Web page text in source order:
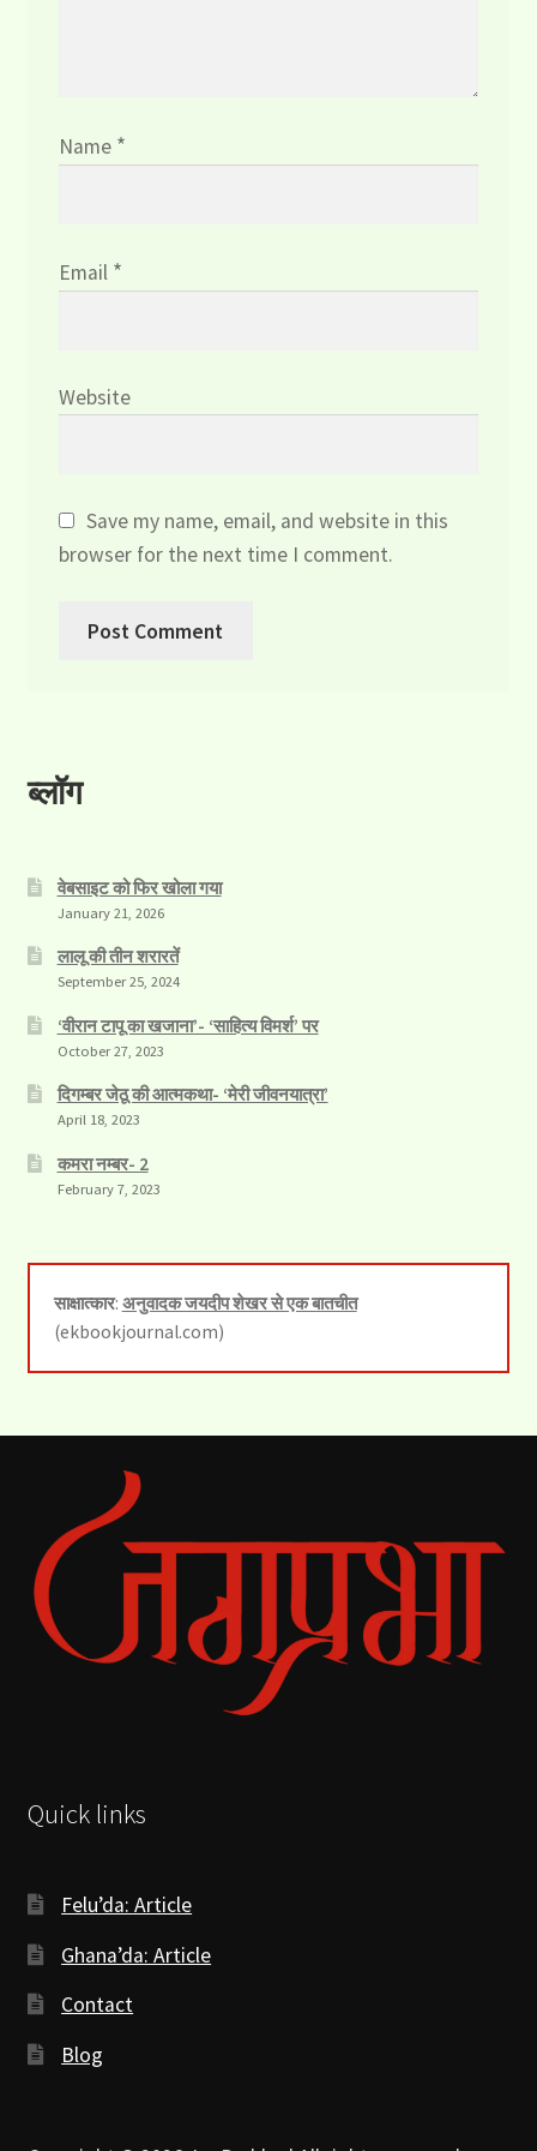
Name *
Email *
Website
Save my name, email, and website in this
browser for the next time I comment.
ब्लॉग
वेबसाइट को फिर खोला गया
January 21, 2026
लालू की तीन शरारतें
September 25, 2024
‘वीरान टापू का खजाना’- ‘साहित्य विमर्श’ पर
October 27, 2023
दिगम्बर जेठू की आत्मकथा- ‘मेरी जीवनयात्रा’
April 18, 2023
कमरा नम्बर- 2
February 7, 2023
साक्षात्कार: अनुवादक जयदीप शेखर से एक बातचीत
(ekbookjournal.com)
Quick links
Felu’da: Article
Ghana’da: Article
Contact
Blog